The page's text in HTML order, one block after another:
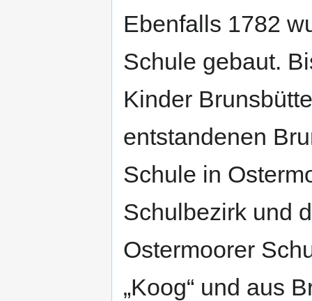
Ebenfalls 1782
Schule gebaut.
Kinder
entstandenen
Schule in
Schulbezirk und
Ostermoorer
„Koog“ und aus